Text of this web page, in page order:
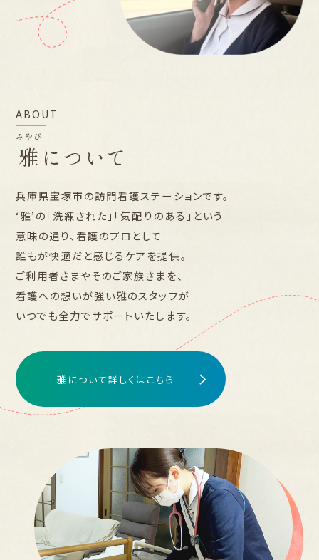
ABOUT
雅
みやび
について
兵庫県宝塚市の訪問看護ステーションです。
‘雅’の「洗練された」「気配りのある」という
意味の通り、看護のプロとして
誰もが快適だと感じるケアを提供。
ご利用者さまやそのご家族さまを、
看護への想いが強い雅のスタッフが
いつでも全力でサポートいたします。
雅について詳しくはこちら